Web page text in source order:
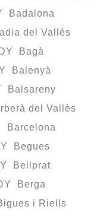
Badalona
del Vallès
Bagà
Balenyà
Balsareny
del Vallès
Barcelona
Begues
Bellprat
Berga
i Riells